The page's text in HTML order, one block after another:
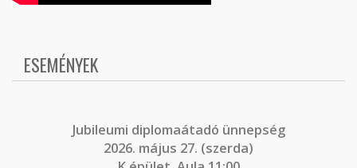
ESEMÉNYEK
Jubileumi diplomaátadó ünnepség
2026. május 27. (szerda)